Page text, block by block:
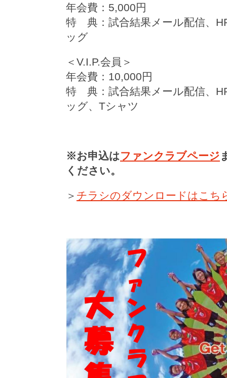
年会費：5,000円
特 典：試合結果メール配信、
ッグ
＜V.I.P.会員＞
年会費：10,000円
特 典：試合結果メール配信、
ッグ、Tシャツ
※お申込はファンクラブページ
ください。
＞ チラシのダウンロードはこち